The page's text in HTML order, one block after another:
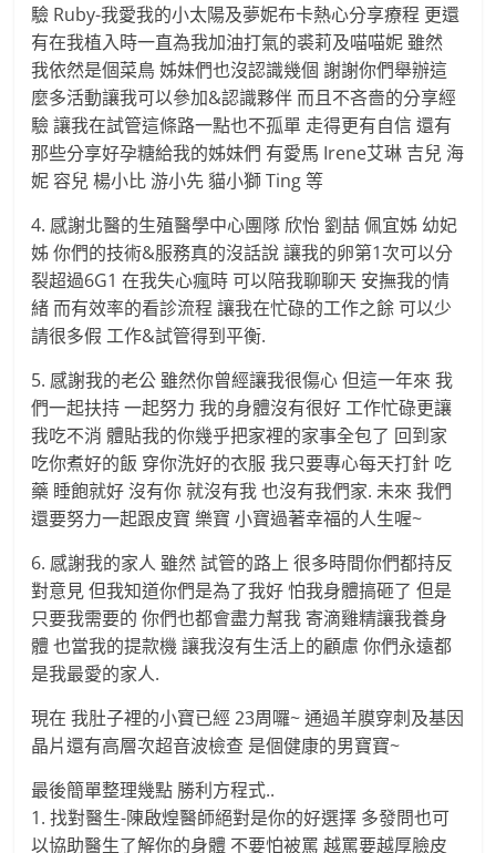
驗 Ruby-我愛我的小太陽及夢妮布卡熱心分享療程 更還
有在我植入時一直為我加油打氣的裘莉及喵喵妮 雖然
我依然是個菜鳥 姊妹們也沒認識幾個 謝謝你們舉辦這
麼多活動讓我可以參加&認識夥伴 而且不吝嗇的分享經
驗 讓我在試管這條路一點也不孤單 走得更有自信 還有
那些分享好孕糖給我的姊妹們 有愛馬 Irene艾琳 吉兒 海
妮 容兒 楊小比 游小先 貓小獅 Ting 等
4. 感謝北醫的生殖醫學中心團隊 欣怡 劉喆 佩宜姊 幼妃
姊 你們的技術&服務真的沒話說 讓我的卵第1次可以分
裂超過6G1 在我失心瘋時 可以陪我聊聊天 安撫我的情
緒 而有效率的看診流程 讓我在忙碌的工作之餘 可以少
請很多假 工作&試管得到平衡.
5. 感謝我的老公 雖然你曾經讓我很傷心 但這一年來 我
們一起扶持 一起努力 我的身體沒有很好 工作忙碌更讓
我吃不消 體貼我的你幾乎把家裡的家事全包了 回到家
吃你煮好的飯 穿你洗好的衣服 我只要專心每天打針 吃
藥 睡飽就好 沒有你 就沒有我 也沒有我們家. 未來 我們
還要努力一起跟皮寶 樂寶 小寶過著幸福的人生喔~
6. 感謝我的家人 雖然 試管的路上 很多時間你們都持反
對意見 但我知道你們是為了我好 怕我身體搞砸了 但是
只要我需要的 你們也都會盡力幫我 寄滴雞精讓我養身
體 也當我的提款機 讓我沒有生活上的顧慮 你們永遠都
是我最愛的家人.
現在 我肚子裡的小寶已經 23周囉~ 通過羊膜穿刺及基因
晶片還有高層次超音波檢查 是個健康的男寶寶~
最後簡單整理幾點 勝利方程式..
1. 找對醫生-陳啟煌醫師絕對是你的好選擇 多發問也可
以協助醫生了解你的身體 不要怕被罵 越罵要越厚臉皮